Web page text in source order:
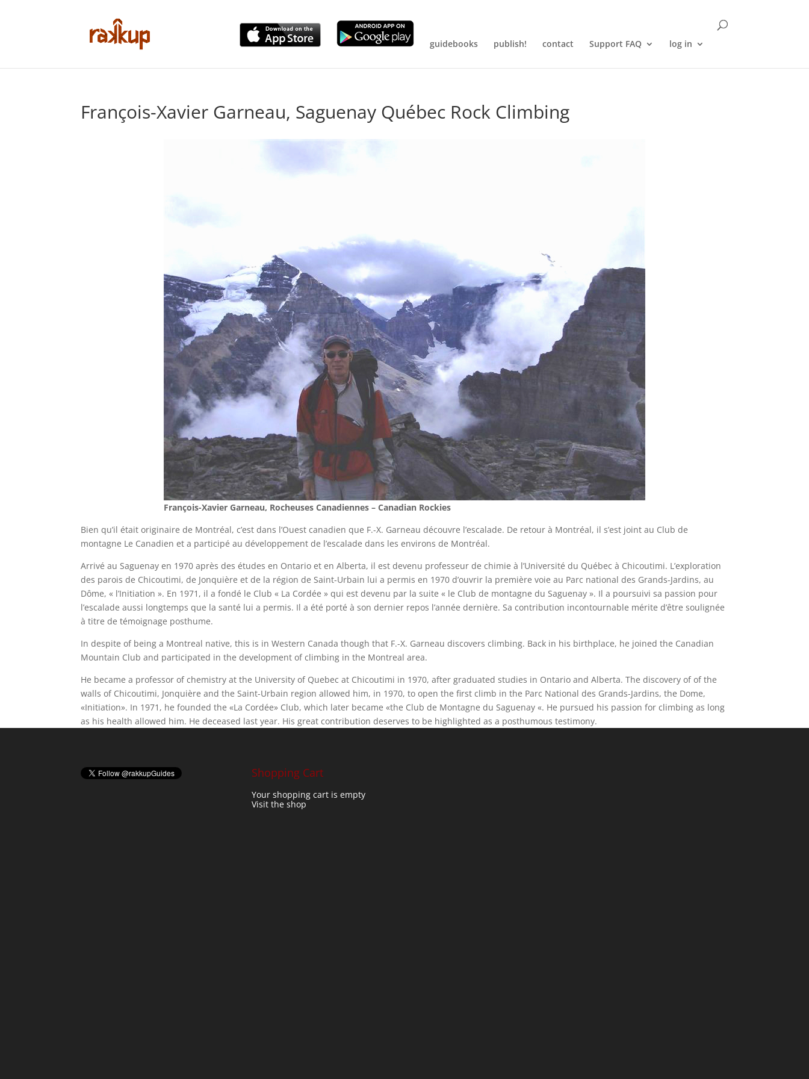
guidebooks publish! contact Support FAQ log in
François-Xavier Garneau, Saguenay Québec Rock Climbing
François-Xavier Garneau, Rocheuses Canadiennes – Canadian Rockies
Bien qu’il était originaire de Montréal, c’est dans l’Ouest canadien que F.-X. Garneau découvre l’escalade. De retour à Montréal, il s’est joint au Club de
montagne Le Canadien et a participé au développement de l’escalade dans les environs de Montréal.
Arrivé au Saguenay en 1970 après des études en Ontario et en Alberta, il est devenu professeur de chimie à l’Université du Québec à Chicoutimi. L’exploration
des parois de Chicoutimi, de Jonquière et de la région de Saint-Urbain lui a permis en 1970 d’ouvrir la première voie au Parc national des Grands-Jardins, au
Dôme, « l’Initiation ». En 1971, il a fondé le Club « La Cordée » qui est devenu par la suite « le Club de montagne du Saguenay ». Il a poursuivi sa passion pour
l’escalade aussi longtemps que la santé lui a permis. Il a été porté à son dernier repos l’année dernière. Sa contribution incontournable mérite d’être soulignée
à titre de témoignage posthume.
In despite of being a Montreal native, this is in Western Canada though that F.-X. Garneau discovers climbing. Back in his birthplace, he joined the Canadian
Mountain Club and participated in the development of climbing in the Montreal area.
He became a professor of chemistry at the University of Quebec at Chicoutimi in 1970, after graduated studies in Ontario and Alberta. The discovery of of the
walls of Chicoutimi, Jonquière and the Saint-Urbain region allowed him, in 1970, to open the first climb in the Parc National des Grands-Jardins, the Dome,
«Initiation». In 1971, he founded the «La Cordée» Club, which later became «the Club de Montagne du Saguenay «. He pursued his passion for climbing as long
as his health allowed him. He deceased last year. His great contribution deserves to be highlighted as a posthumous testimony.
Shopping Cart
Your shopping cart is empty
Visit the shop